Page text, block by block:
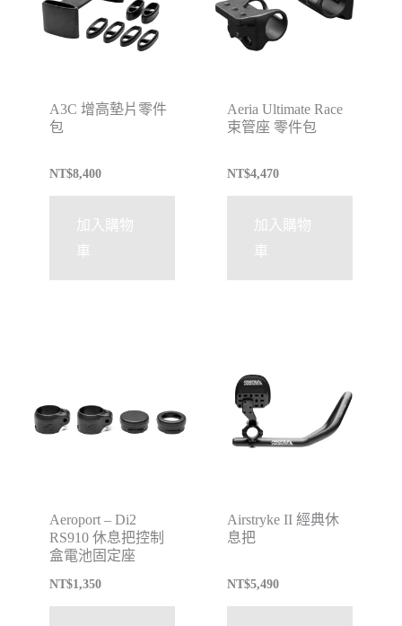
A3C 增高墊片零件
包
NT$8,400
加入購物
車
Aeria Ultimate Race
束管座 零件包
NT$4,470
加入購物
車
Aeroport – Di2
RS910 休息把控制
盒電池固定座
NT$1,350
Airstryke II 經典休
息把
NT$5,490